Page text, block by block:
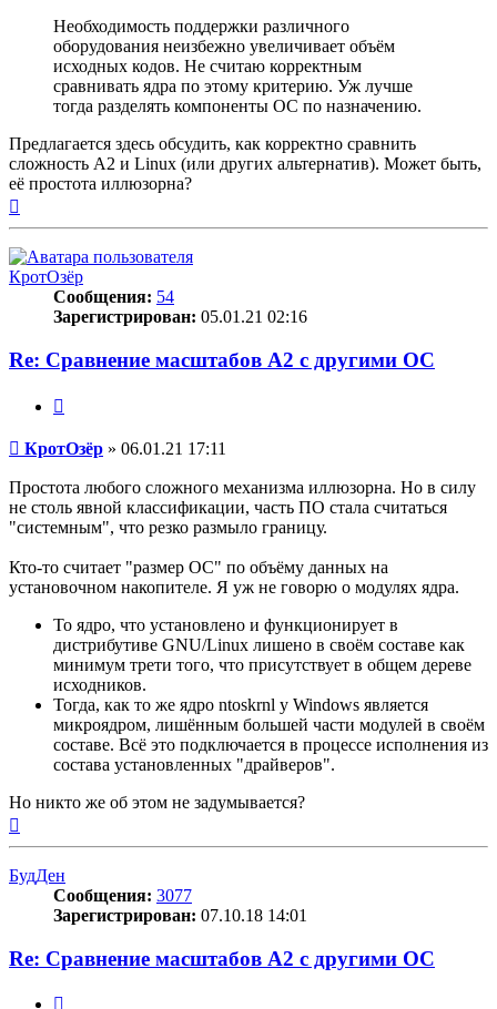
Необходимость поддержки различного
оборудования неизбежно увеличивает объём
исходных кодов. Не считаю корректным
сравнивать ядра по этому критерию. Уж лучше
тогда разделять компоненты ОС по назначению.
Предлагается здесь обсудить, как корректно сравнить
сложность A2 и Linux (или других альтернатив). Может быть,
её простота иллюзорна?
к
началу
КротОзёр
Сообщения: 54
Зарегистрирован: 05.01.21 02:16
Re: Сравнение масштабов A2 с другими ОС
Сообщение
КротОзёр » 06.01.21 17:11
Простота любого сложного механизма иллюзорна. Но в силу
не столь явной классификации, часть ПО стала считаться
"системным", что резко размыло границу.
Кто-то считает "размер ОС" по объёму данных на
установочном накопителе. Я уж не говорю о модулях ядра.
То ядро, что установлено и функционирует в
дистрибутиве GNU/Linux лишено в своём составе как
минимум трети того, что присутствует в общем дереве
исходников.
Тогда, как то же ядро ntoskrnl у Windows является
микроядром, лишённым большей части модулей в своём
составе. Всё это подключается в процессе исполнения из
состава установленных "драйверов".
Но никто же об этом не задумывается?
БудДен
Сообщения: 3077
Зарегистрирован: 07.10.18 14:01
Re: Сравнение масштабов A2 с другими ОС